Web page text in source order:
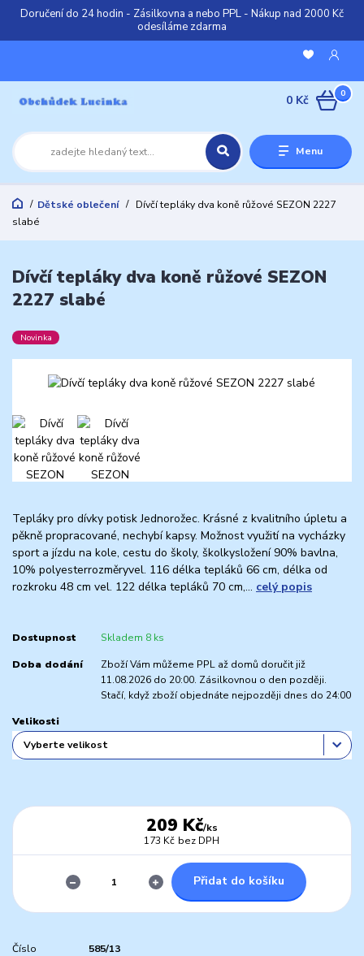
Doručení do 24 hodin - Zásilkovna a nebo PPL - Nákup nad 2000 Kč
odesíláme zdarma
Menu
0
0 Kč
Dětské oblečení
Dívčí tepláky dva koně růžové SEZON 2227
slabé
Dívčí tepláky dva koně růžové SEZON
2227 slabé
Novinka
Tepláky pro dívky potisk Jednorožec. Krásné z kvalitního úpletu a
pěkně propracované, nechybí kapsy. Možnost využití na vycházky
sport a jízdu na kole, cestu do školy, školkysložení 90% bavlna,
10% polyesterrozměryvel. 116 délka tepláků 66 cm, délka od
rozkroku 48 cm vel. 122 délka tepláků 70 cm,... celý popis
Dostupnost Skladem 8 ks
Doba dodání
Zboží Vám můžeme PPL až domů doručit již
11.08.2026 do 20:00. Zásilkovnou o den později.
Stačí, když zboží objednáte nejpozději dnes do 24:00
Velikosti
209 Kč/ks
173 Kč bez DPH
Přidat do košíku
Číslo
585/13